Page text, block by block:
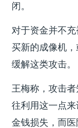
闭。
对于资金并不
买新的成像机
缓解这类攻击。
王梅称，攻击
往利用这一点
金钱损失，而